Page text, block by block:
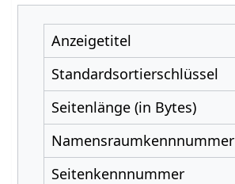
Anzeigetitel
Standardsortierschlüssel
Seitenlänge (in Bytes)
Namensraumkennnummer
Seitenkennnummer